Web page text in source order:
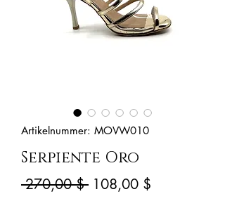
Artikelnummer: MOVW010
Serpiente Oro
270,00 $ Standardpreis
108,00 $